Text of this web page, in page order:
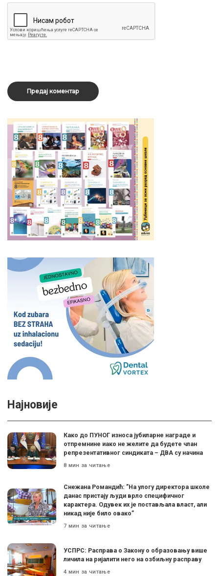
Најновије
Како до ПУНОГ износа јубиларне награде и
отпремнине иако не желите да будете члан
репрезентативног синдиката – ДВА су начина
8 мин за читање
Снежана Романдић: ”На улогу директора школе
данас пристају људи врло специфичног
карактера. Одувек их је постављала власт, али
никад није било овако”
7 мин за читање
УСПРС: Расправа о Закону о образовању више
личила на ријалити него на озбиљну расправу
4 мин за читање